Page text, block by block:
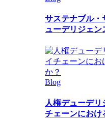
サステナブル・
ューデリジェ
Blog
人権デューデ
チェーンにおけ